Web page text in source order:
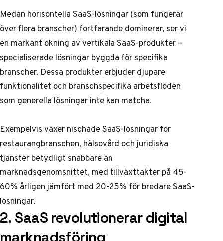
Medan horisontella SaaS-lösningar (som fungerar
över flera branscher) fortfarande dominerar, ser vi
en markant ökning av vertikala SaaS-produkter –
specialiserade lösningar byggda för specifika
branscher. Dessa produkter erbjuder djupare
funktionalitet och branschspecifika arbetsflöden
som generella lösningar inte kan matcha.
Exempelvis växer nischade SaaS-lösningar för
restaurangbranschen, hälsovård och juridiska
tjänster betydligt snabbare än
marknadsgenomsnittet, med tillväxttakter på 45-
60% årligen jämfört med 20-25% för bredare SaaS-
lösningar.
2. SaaS revolutionerar digital
marknadsföring